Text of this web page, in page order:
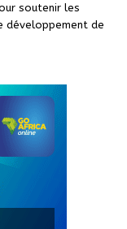
soutenir les
développement de